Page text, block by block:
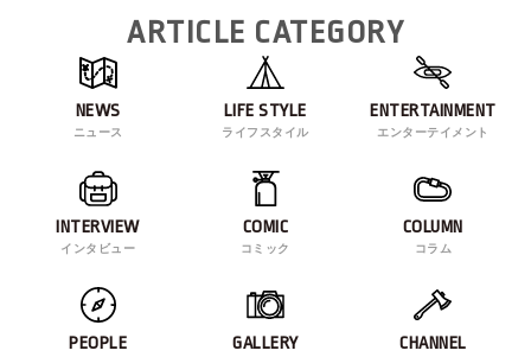
ARTICLE CATEGORY
NEWS
ニュース
LIFE STYLE
ライフスタイル
ENTERTAINMENT
エンターテイメント
INTERVIEW
インタビュー
COMIC
コミック
COLUMN
コラム
PEOPLE GALLERY CHANNEL